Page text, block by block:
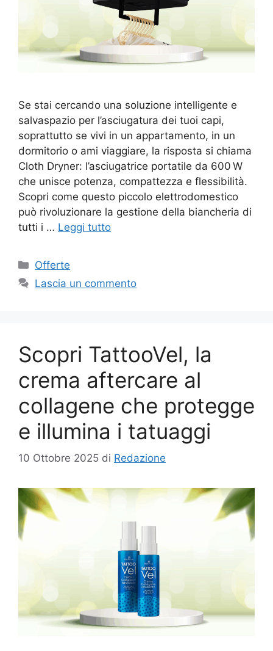
Se stai cercando una soluzione intelligente e
salvaspazio per l’asciugatura dei tuoi capi,
soprattutto se vivi in un appartamento, in un
dormitorio o ami viaggiare, la risposta si chiama
Cloth Dryner: l’asciugatrice portatile da 600 W
che unisce potenza, compattezza e flessibilità.
Scopri come questo piccolo elettrodomestico
può rivoluzionare la gestione della biancheria di
tutti i … Leggi tutto
Categorie
Offerte
Lascia un commento
Scopri TattooVel, la
crema aftercare al
collagene che protegge
e illumina i tatuaggi
10 Ottobre 2025 di Redazione